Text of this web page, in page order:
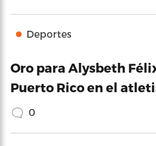
Deportes
Oro para Alysbeth
Puerto Rico en el
0